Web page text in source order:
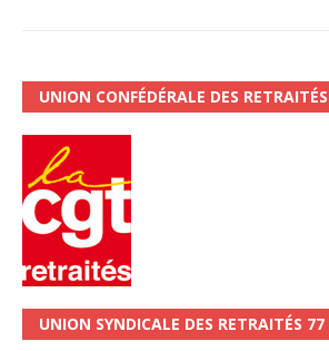
UNION CONFÉDÉRALE DES
UNION SYNDICALE DES RETRAITÉS 77